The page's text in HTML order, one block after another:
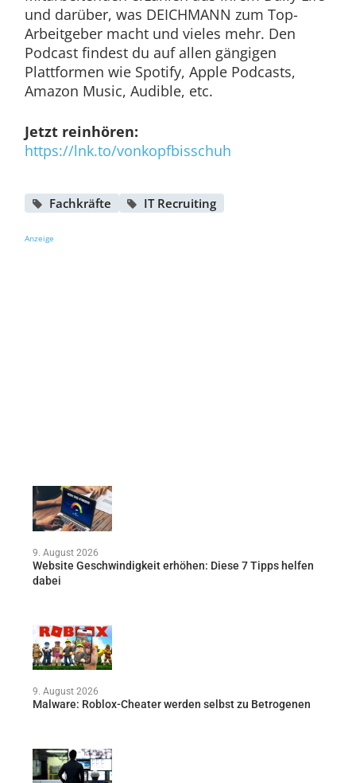
und darüber, was DEICHMANN zum Top-
Arbeitgeber macht und vieles mehr. Den
Podcast findest du auf allen gängigen
Plattformen wie Spotify, Apple Podcasts,
Amazon Music, Audible, etc.
Jetzt reinhören:
https://lnk.to/vonkopfbisschuh
Fachkräfte IT Recruiting
Anzeige
9. August 2026
Website Geschwindigkeit erhöhen: Diese 7 Tipps helfen
dabei
9. August 2026
Malware: Roblox-Cheater werden selbst zu Betrogenen